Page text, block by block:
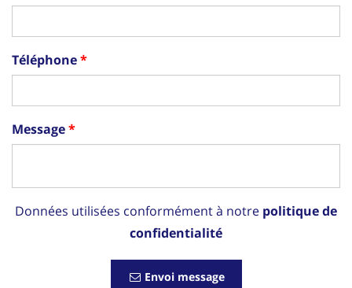
Téléphone
Message
Données utilisées conformément à notre politique de
confidentialité
Envoi message